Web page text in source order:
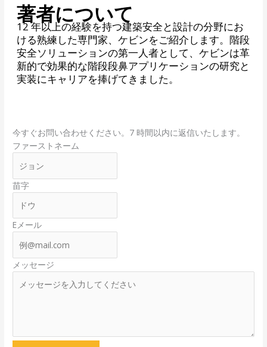
著者について
12 年以上の経験を持つ建築安全と設計の分野にお
ける熟練した専門家、ケビンをご紹介します。階段
安全ソリューションの第一人者として、ケビンは革
新的で効果的な階段段鼻アプリケーションの研究と
実装にキャリアを捧げてきました。
今すぐお問い合わせください。7 時間以内に返信いたします。
ファーストネーム
苗字
Eメール
メッセージ